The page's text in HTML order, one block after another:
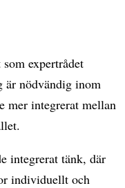
expertrådet
är nödvändig inom
mer integrerat mellan
integrerat tänk, där
individuellt och